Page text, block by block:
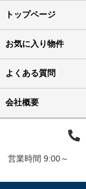
トップページ
お気に入り物件
よくある質問
会社概要
営業時間 9:00～